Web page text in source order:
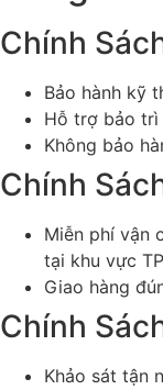
Chính
Bảo hành kỹ
Hỗ trợ bảo trì
Không bảo
Chính
Miễn phí vận
tại khu vực
Giao hàng
Chính
Khảo sát tận